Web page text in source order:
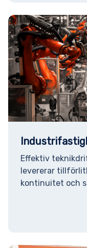
Effektiv
levererar
kontinuitet och